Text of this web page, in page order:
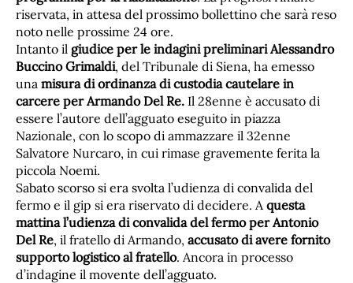
riservata, in attesa del prossimo bollettino che sarà reso
noto nelle prossime 24 ore.
Intanto il giudice per le indagini preliminari Alessandro
Buccino Grimaldi, del Tribunale di Siena, ha emesso
una misura di ordinanza di custodia cautelare in
carcere per Armando Del Re. Il 28enne è accusato di
essere l’autore dell’agguato eseguito in piazza
Nazionale, con lo scopo di ammazzare il 32enne
Salvatore Nurcaro, in cui rimase gravemente ferita la
piccola Noemi.
Sabato scorso si era svolta l’udienza di convalida del
fermo e il gip si era riservato di decidere. A questa
mattina l’udienza di convalida del fermo per Antonio
Del Re, il fratello di Armando, accusato di avere fornito
supporto logistico al fratello. Ancora in processo
d’indagine il movente dell’agguato.